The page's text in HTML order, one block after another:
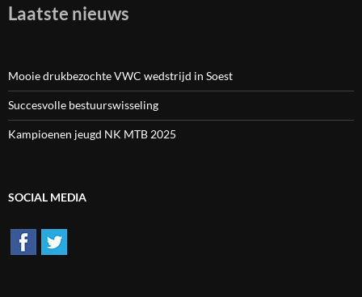
Laatste nieuws
Mooie drukbezochte VWC wedstrijd in Soest
Succesvolle bestuurswisseling
Kampioenen jeugd NK MTB 2025
SOCIAL MEDIA